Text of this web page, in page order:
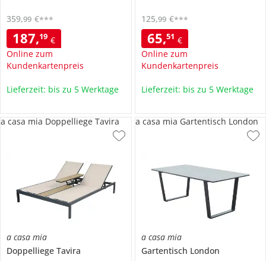
187,19 €
Online zum
Kundenkartenpreis
359,99 €***
Lieferzeit: bis zu 5 Werktage
65,51 €
Online zum
Kundenkartenpreis
125,99 €***
Lieferzeit: bis zu 5 Werktage
a casa mia
Doppelliege Tavira
a casa mia Doppelliege Tavira
a casa mia
Gartentisch London
a casa mia Gartentisch London